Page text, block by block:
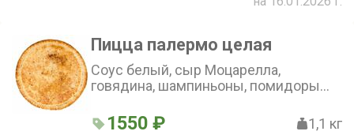
Пицца палермо целая
Соус белый, сыр Моцарелла,
говядина, шампиньоны, помидоры
1550 ₽ 1,1 кг